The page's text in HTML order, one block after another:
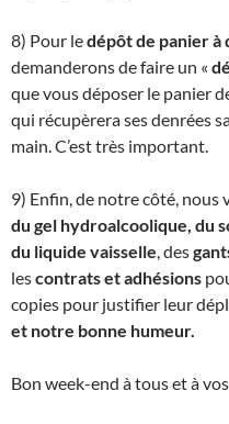
8) Pour ledépôt de panier à
demanderons de faire un «
que vous déposer le panier
qui récupèrera ses denrées
main. C’est très important.
9) Enfin, de notre côté, nous
du gel hydroalcoolique, du
du liquide vaisselle, des
lescontrats et adhésions
copies pour justifier leur
et notre bonne humeur.
Bon week-end à tous et à